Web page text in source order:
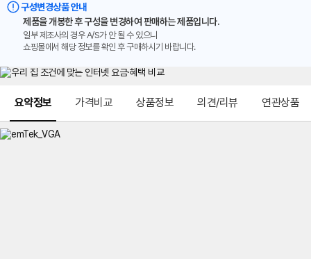
구성변경상품 안내
제품을 개봉한 후 구성을 변경하여 판매하는 제품입니다.
일부 제조사의 경우 A/S가 안 될 수 있으니
쇼핑몰에서 해당 정보를 확인 후 구매하시기 바랍니다.
요약정보 가격비교 상품정보 의견/리뷰 연관상품